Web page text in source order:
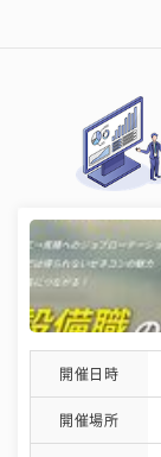
開催日時
開催場所